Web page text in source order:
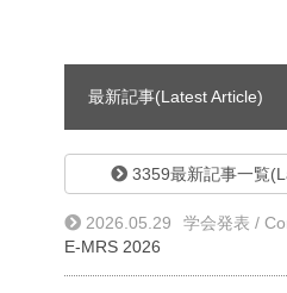
最新記事(Latest Article)
3359最新記事一覧
2026.05.29
学会発表 /
E-MRS 2026